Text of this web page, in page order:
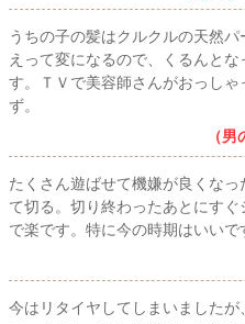
うちの子の髪はクルクルの天然
えって変になるので、くるんと
す。ＴＶで美容師さんがおっし
ず。
（
たくさん遊ばせて機嫌が良くな
て切る。切り終わったあとにす
で楽です。特に今の時期はいいで
今はリタイヤしてしまいました